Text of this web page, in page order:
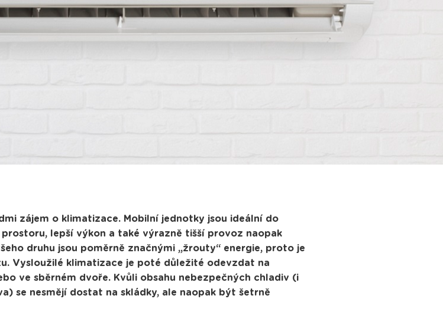
zájem o klimatizace. Mobilní jednotky jsou ideální do
lepší výkon a také výrazně tišší provoz naopak
druhu jsou poměrně značnými „žrouty“ energie, proto je
Vysloužilé klimatizace je poté důležité odevzdat na
ve sběrném dvoře. Kvůli obsahu nebezpečných chladiv (i
se nesmějí dostat na skládky, ale naopak být šetrně